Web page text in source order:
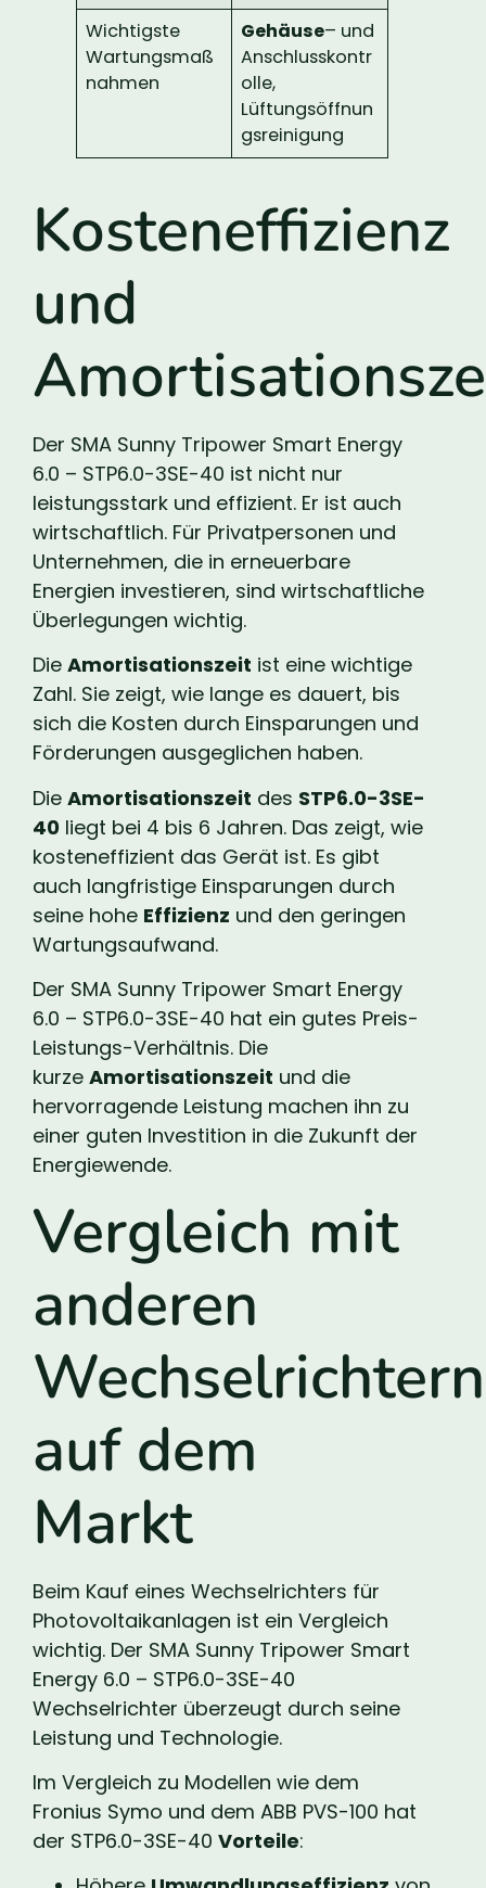
Wichtigste
Wartungsmaß
nahmen
Gehäuse– und
Anschlusskontr
olle,
Lüftungsöffnun
gsreinigung
Kosteneffizienz
und
Der SMA Sunny Tripower Smart Energy
6.0 – STP6.0-3SE-40 ist nicht nur
leistungsstark und effizient. Er ist auch
wirtschaftlich. Für Privatpersonen und
Unternehmen, die in erneuerbare
Energien investieren, sind wirtschaftliche
Überlegungen wichtig.
Die Amortisationszeit ist eine wichtige
Zahl. Sie zeigt, wie lange es dauert, bis
sich die Kosten durch Einsparungen und
Förderungen ausgeglichen haben.
Die Amortisationszeit des STP6.0-3SE-
40 liegt bei 4 bis 6 Jahren. Das zeigt, wie
kosteneffizient das Gerät ist. Es gibt
auch langfristige Einsparungen durch
seine hohe Effizienz und den geringen
Wartungsaufwand.
Der SMA Sunny Tripower Smart Energy
6.0 – STP6.0-3SE-40 hat ein gutes Preis-
Leistungs-Verhältnis. Die
kurze Amortisationszeit und die
hervorragende Leistung machen ihn zu
einer guten Investition in die Zukunft der
Energiewende.
Vergleich mit
anderen
Wechselrichtern
auf dem
Markt
Beim Kauf eines Wechselrichters für
Photovoltaikanlagen ist ein Vergleich
wichtig. Der SMA Sunny Tripower Smart
Energy 6.0 – STP6.0-3SE-40
Wechselrichter überzeugt durch seine
Leistung und Technologie.
Im Vergleich zu Modellen wie dem
Fronius Symo und dem ABB PVS-100 hat
der STP6.0-3SE-40 Vorteile: